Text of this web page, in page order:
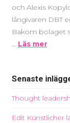
och Alexis
långivaren DBT
Bakom bolaget
… Läs mer
Senaste
Thought
Edit Künstlicher